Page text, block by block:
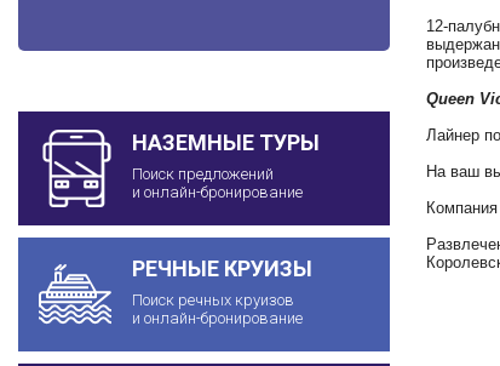
НАЗЕМНЫЕ ТУРЫ
Поиск предложений
и онлайн-бронирование
РЕЧНЫЕ КРУИЗЫ
Поиск речных круизов
и онлайн-бронирование
12-
Queen
Лайнер
На ваш
Компания